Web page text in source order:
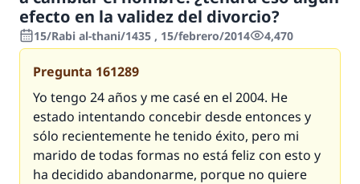
efecto en la validez del divorcio?
15/Rabi al-thani/1435 , 15/febrero/2014 4,470
Pregunta 161289
Yo tengo 24 años y me casé en el 2004. He
estado intentando concebir desde entonces y
sólo recientemente he tenido éxito, pero mi
marido de todas formas no está feliz con esto y
ha decidido abandonarme, porque no quiere